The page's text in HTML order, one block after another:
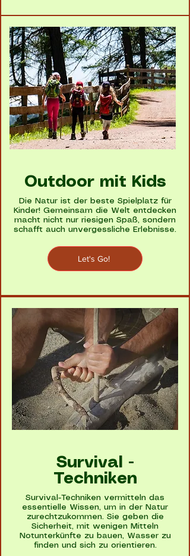
Outdoor mit Kids
Die Natur ist der beste Spielplatz für
Kinder! Gemeinsam die Welt entdecken
macht nicht nur riesigen Spaß, sondern
schafft auch unvergessliche Erlebnisse.
Let's Go!
Survival -
Techniken
Survival-Techniken vermitteln das
essentielle Wissen, um in der Natur
zurechtzukommen. Sie geben die
Sicherheit, mit wenigen Mitteln
Notunterkünfte zu bauen, Wasser zu
finden und sich zu orientieren.